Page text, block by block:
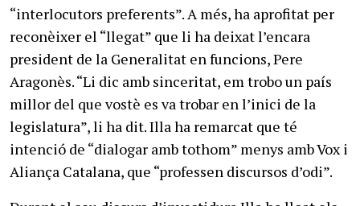
“interlocutors preferents”. A més, ha aprofitat per
reconèixer el “llegat” que li ha deixat l’encara
president de la Generalitat en funcions, Pere
Aragonès. “Li dic amb sinceritat, em trobo un país
millor del que vostè es va trobar en l’inici de la
legislatura”, li ha dit. Illa ha remarcat que té
intenció de “dialogar amb tothom” menys amb Vox i
Aliança Catalana, que “professen discursos d’odi”.